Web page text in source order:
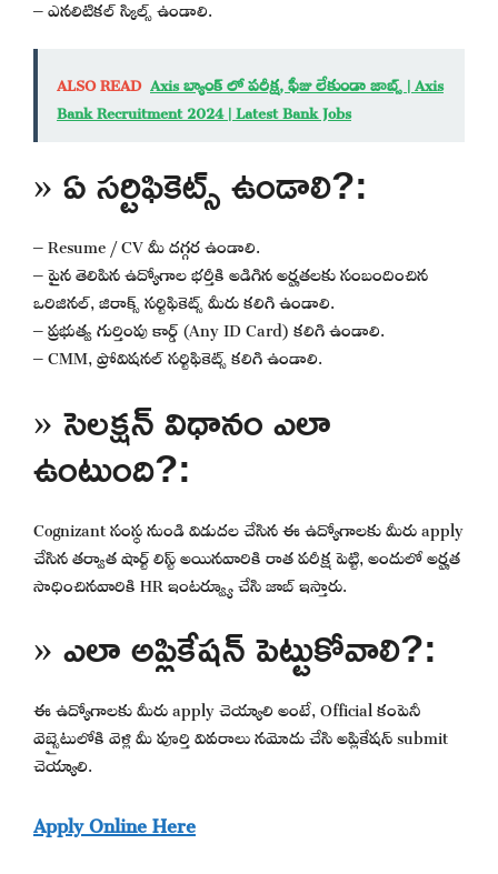
ALSO READ Axis బ్యాంక్ లో పరీక్ష, ఫీజు లేకుండా జాబ్స్ | Axis
Bank Recruitment 2024 | Latest Bank Jobs
» ఏ సర్టిఫికెట్స్ ఉండాలి?:
– Resume / CV మీ దగ్గర ఉండాలి.
– పైన తెలిపిన ఉద్యోగాల భర్తీకి అడిగిన అర్హతలకు సంబందించిన
ఒరిజినల్, జిరాక్స్ సర్టిఫికెట్స్ మీరు కలిగి ఉండాలి.
– ప్రభుత్వ గుర్తింపు కార్డ్ (Any ID Card) కలిగి ఉండాలి.
– CMM, ప్రోవిషనల్ సర్టిఫికెట్స్ కలిగి ఉండాలి.
» సెలక్షన్ విధానం ఎలా
ఉంటుంది?:
Cognizant సంస్థ నుండి విడుదల చేసిన ఈ ఉద్యోగాలకు మీరు apply
చేసిన తర్వాత షార్ట్ లిస్ట్ అయినవారికి రాత పరీక్ష పెట్టి, అందులో అర్హత
సాధించినవారికి HR ఇంటర్వ్యూ చేసి జాబ్ ఇస్తారు.
» ఎలా అప్లికేషన్ పెట్టుకోవాలి?:
ఈ ఉద్యోగాలకు మీరు apply చెయ్యాలి అంటే, Official కంపెనీ
వెబ్సైటులోకి వెళ్లి మీ పూర్తి వివరాలు నమోదు చేసి అప్లికేషన్ submit
చెయ్యాలి.
Apply Online Here